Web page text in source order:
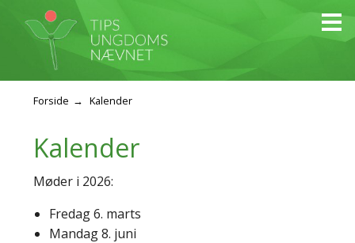
Forside Kalender
Kalender
Møder i 2026:
Fredag 6. marts
Mandag 8. juni